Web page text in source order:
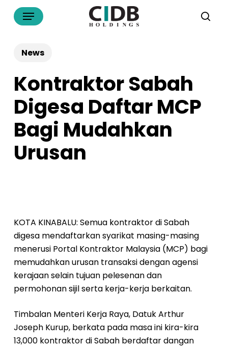
Menu
News
Kontraktor Sabah
Digesa Daftar MCP
Bagi Mudahkan
Urusan
KOTA KINABALU: Semua kontraktor di Sabah
digesa mendaftarkan syarikat masing-masing
menerusi Portal Kontraktor Malaysia (MCP) bagi
memudahkan urusan transaksi dengan agensi
kerajaan selain tujuan pelesenan dan
permohonan sijil serta kerja-kerja berkaitan.
Timbalan Menteri Kerja Raya, Datuk Arthur
Joseph Kurup, berkata pada masa ini kira-kira
13,000 kontraktor di Sabah berdaftar dangan